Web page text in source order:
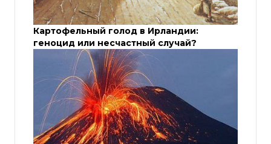
Картофельный голод в Ирландии:
геноцид или несчастный случай?